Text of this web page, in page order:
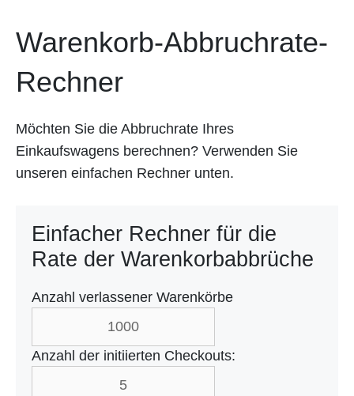
Warenkorb-Abbruchrate-
Rechner
Möchten Sie die Abbruchrate Ihres
Einkaufswagens berechnen? Verwenden Sie
unseren einfachen Rechner unten.
Einfacher Rechner für die
Rate der Warenkorbabbrüche
Anzahl verlassener Warenkörbe
Anzahl der initiierten Checkouts: